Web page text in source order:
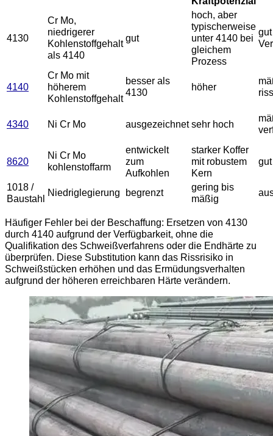
4130
Cr Mo,
niedrigerer
Kohlenstoffgehalt
als 4140
gut
hoch, aber
typischerweise
unter 4140 bei
gleichem
Prozess
4140
Cr Mo mit
höherem
Kohlenstoffgehalt
besser als
4130
höher
4340 Ni Cr Mo ausgezeichnet sehr hoch
8620
Ni Cr Mo
kohlenstoffarm
entwickelt
zum
Aufkohlen
starker Koffer
mit robustem
Kern
gut
1018 /
Baustahl
Niedriglegierung begrenzt
gering bis
mäßig
Häufiger Fehler bei der Beschaffung: Ersetzen von 4130
durch 4140 aufgrund der Verfügbarkeit, ohne die
Qualifikation des Schweißverfahrens oder die Endhärte zu
überprüfen. Diese Substitution kann das Rissrisiko in
Schweißstücken erhöhen und das Ermüdungsverhalten
aufgrund der höheren erreichbaren Härte verändern.